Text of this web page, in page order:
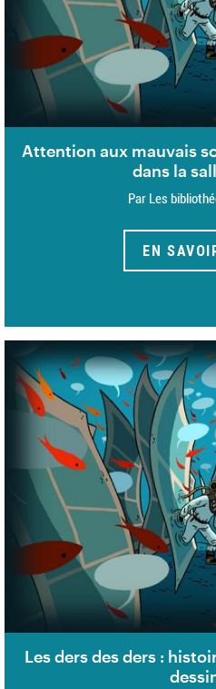
Attention aux mauvais
dans la
Par Les
EN
Les ders des ders :